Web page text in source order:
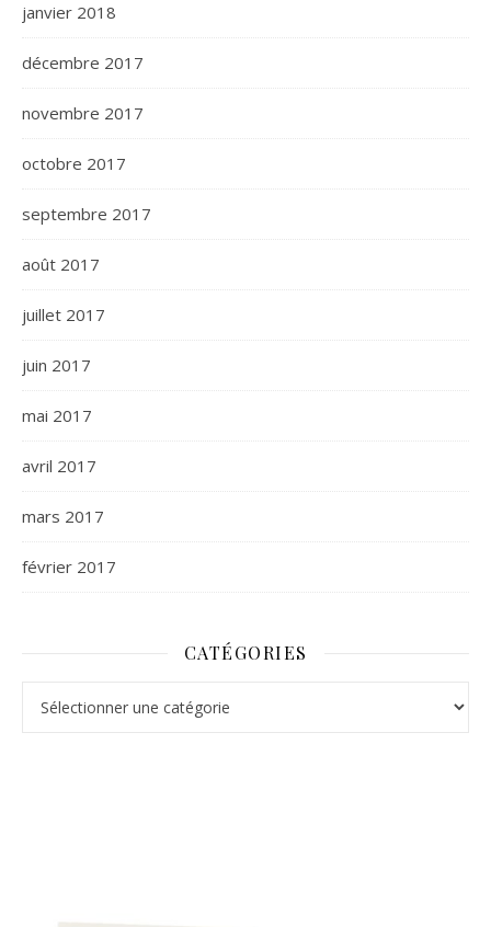
janvier 2018
décembre 2017
novembre 2017
octobre 2017
septembre 2017
août 2017
juillet 2017
juin 2017
mai 2017
avril 2017
mars 2017
février 2017
CATÉGORIES